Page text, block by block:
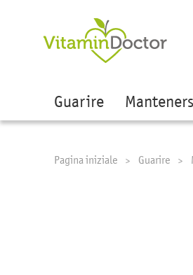
Guarire
Pagina iniziale Guarire